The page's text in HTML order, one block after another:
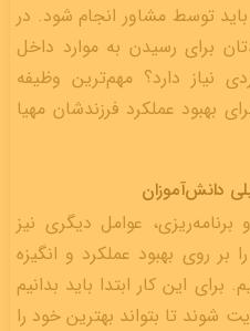
توسط مشاور انجام شود. در
برای رسیدن به موارد داخل
نیاز دارد؟ مهم‌ترین وظیفه
بهبود عملکرد فرزندشان مهیا
دانش‌آموزان
عوامل دیگری نیز
بر روی بهبود عملکرد و انگیزه
این کار ابتدا باید بدانیم
شوند تا بتواند بهترین خود را